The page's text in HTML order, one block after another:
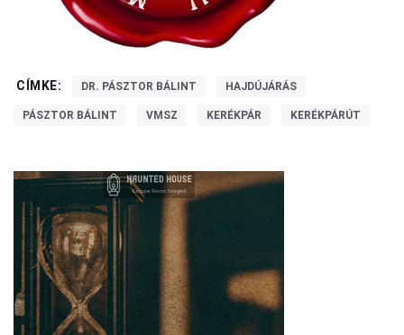
CÍMKE: DR. PÁSZTOR BÁLINT HAJDÚJÁRÁS
PÁSZTOR BÁLINT VMSZ KERÉKPÁR KERÉKPÁRÚT